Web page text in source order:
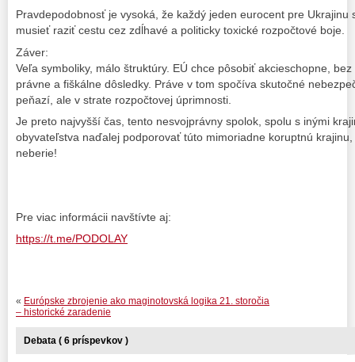
Pravdepodobnosť je vysoká, že každý jeden eurocent pre Ukrajinu
musieť raziť cestu cez zdĺhavé a politicky toxické rozpočtové boje.
Záver:
Veľa symboliky, málo štruktúry. EÚ chce pôsobiť akcieschopne,
právne a fiškálne dôsledky. Práve v tom spočíva skutočné
peňazí, ale v strate rozpočtovej úprimnosti.
Je preto najvyšší čas, tento nesvojprávny spolok, spolu s inými
obyvateľstva naďalej podporovať túto mimoriadne koruptnú
neberie!
Pre viac informácii navštívte aj:
https://t.me/PODOLAY
« Európske zbrojenie ako maginotovská logika 21. storočia
– historické zaradenie
Debata ( 6 príspevkov )